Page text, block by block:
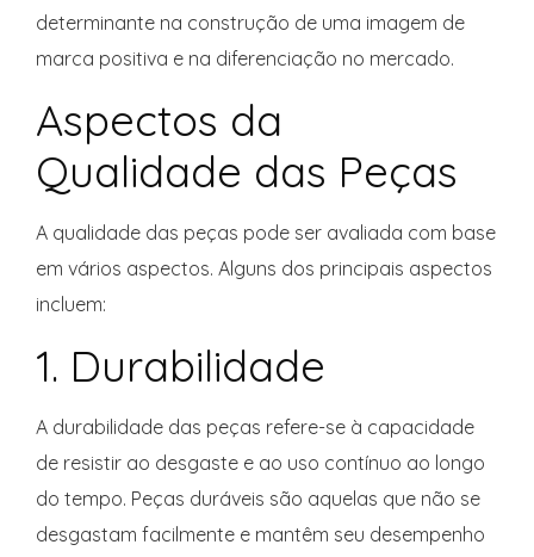
determinante na construção de uma imagem de
marca positiva e na diferenciação no mercado.
Aspectos da
Qualidade das Peças
A qualidade das peças pode ser avaliada com base
em vários aspectos. Alguns dos principais aspectos
incluem:
1. Durabilidade
A durabilidade das peças refere-se à capacidade
de resistir ao desgaste e ao uso contínuo ao longo
do tempo. Peças duráveis são aquelas que não se
desgastam facilmente e mantêm seu desempenho